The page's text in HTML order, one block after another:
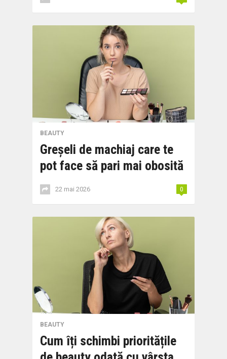
BEAUTY
Greșeli de machiaj care te
pot face să pari mai obosită
22 mai 2026 0
BEAUTY
Cum îți schimbi prioritățile